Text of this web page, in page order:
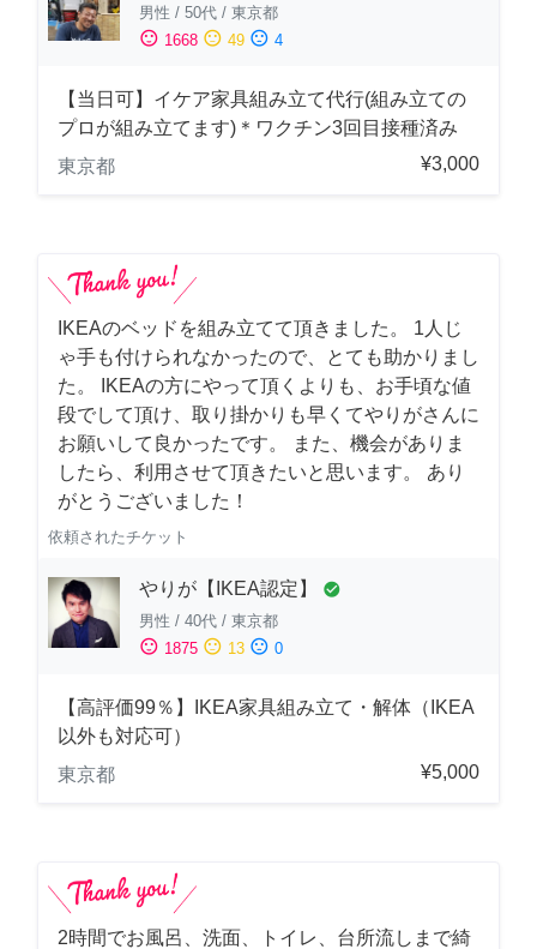
男性 / 50代 / 東京都
sentiment_satisfied 1668 sentiment_neutral 49 sentiment_dissatisfied 4
【当日可】イケア家具組み立て代行(組み立ての
プロが組み立てます)＊ワクチン3回目接種済み
東京都
¥3,000
IKEAのベッドを組み立てて頂きました。 1人じ
ゃ手も付けられなかったので、とても助かりまし
た。 IKEAの方にやって頂くよりも、お手頃な値
段でして頂け、取り掛かりも早くてやりがさんに
お願いして良かったです。 また、機会がありま
したら、利用させて頂きたいと思います。 あり
がとうございました！
依頼されたチケット
やりが【IKEA認定】 check_circle
男性 / 40代 / 東京都
sentiment_satisfied 1875 sentiment_neutral 13 sentiment_dissatisfied 0
【高評価99％】IKEA家具組み立て・解体（IKEA
以外も対応可）
東京都
¥5,000
2時間でお風呂、洗面、トイレ、台所流しまで綺